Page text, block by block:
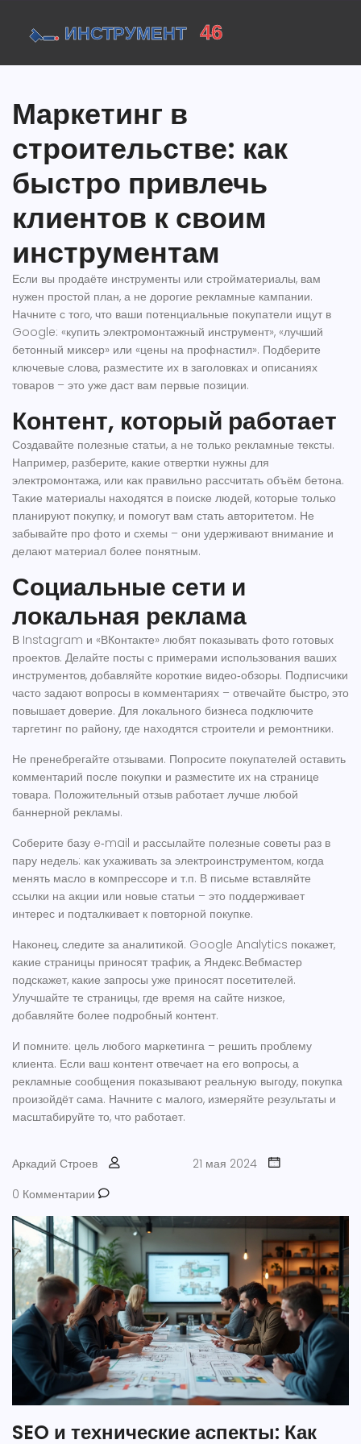
Маркетинг в
строительстве: как
быстро привлечь
клиентов к своим
инструментам
Если вы продаёте инструменты или стройматериалы, вам
нужен простой план, а не дорогие рекламные кампании.
Начните с того, что ваши потенциальные покупатели ищут в
Google: «купить электромонтажный инструмент», «лучший
бетонный миксер» или «цены на профнастил». Подберите
ключевые слова, разместите их в заголовках и описаниях
товаров – это уже даст вам первые позиции.
Контент, который работает
Создавайте полезные статьи, а не только рекламные тексты.
Например, разберите, какие отвертки нужны для
электромонтажа, или как правильно рассчитать объём бетона.
Такие материалы находятся в поиске людей, которые только
планируют покупку, и помогут вам стать авторитетом. Не
забывайте про фото и схемы – они удерживают внимание и
делают материал более понятным.
Социальные сети и
локальная реклама
В Instagram и «ВКонтакте» любят показывать фото готовых
проектов. Делайте посты с примерами использования ваших
инструментов, добавляйте короткие видео‑обзоры. Подписчики
часто задают вопросы в комментариях – отвечайте быстро, это
повышает доверие. Для локального бизнеса подключите
таргетинг по району, где находятся строители и ремонтники.
Не пренебрегайте отзывами. Попросите покупателей оставить
комментарий после покупки и разместите их на странице
товара. Положительный отзыв работает лучше любой
баннерной рекламы.
Соберите базу e‑mail и рассылайте полезные советы раз в
пару недель: как ухаживать за электроинструментом, когда
менять масло в компрессоре и т.п. В письме вставляйте
ссылки на акции или новые статьи – это поддерживает
интерес и подталкивает к повторной покупке.
Наконец, следите за аналитикой. Google Analytics покажет,
какие страницы приносят трафик, а Яндекс.Вебмастер
подскажет, какие запросы уже приносят посетителей.
Улучшайте те страницы, где время на сайте низкое,
добавляйте более подробный контент.
И помните: цель любого маркетинга – решить проблему
клиента. Если ваш контент отвечает на его вопросы, а
рекламные сообщения показывают реальную выгоду, покупка
произойдёт сама. Начните с малого, измеряйте результаты и
масштабируйте то, что работает.
Аркадий Строев
21 мая 2024
0 Комментарии
SEO и технические аспекты: Как